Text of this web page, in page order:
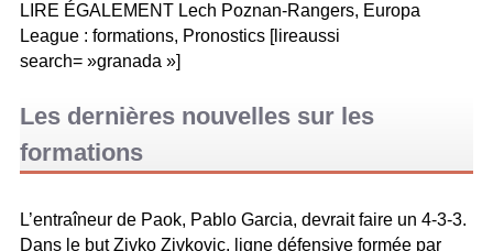
LIRE ÉGALEMENT Lech Poznan-Rangers, Europa
League : formations, Pronostics [lireaussi
search= »granada »]
Les dernières nouvelles sur les
formations
L’entraîneur de Paok, Pablo Garcia, devrait faire un 4-3-3.
Dans le but Zivko Zivkovic, ligne défensive formée par